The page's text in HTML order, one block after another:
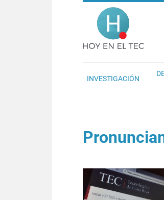
Pasar al contenido principal
INVESTIGACIÓN